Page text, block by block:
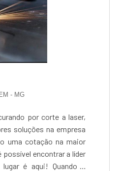
- MG
por corte a laser,
soluções na empresa
uma cotação na maior
encontrar a líder
é aqui! Quando o